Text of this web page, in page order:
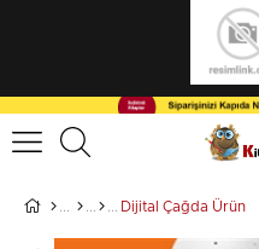
Dijital Çağda Ürün